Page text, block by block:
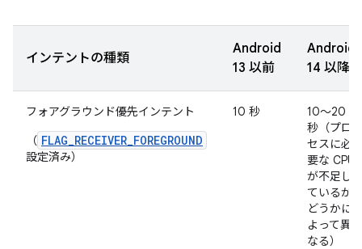
インテントの種類
Android
13 以前
Android
14 以降
フォアグラウンド優先インテント
（ FLAG_RECEIVER_FOREGROUND
設定済み）
10 秒
10～20
秒（プロ
セスに必
要な CPU
が不足し
ているか
どうかに
よって異
なる）